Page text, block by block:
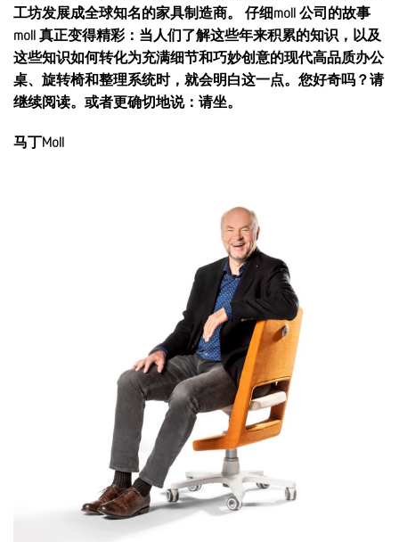
工坊发展成全球知名的家具制造商。 仔细moll 公司的故事
moll 真正变得精彩：当人们了解这些年来积累的知识，以及
这些知识如何转化为充满细节和巧妙创意的现代高品质办公
桌、旋转椅和整理系统时，就会明白这一点。您好奇吗？请
继续阅读。或者更确切地说：请坐。
马丁Moll